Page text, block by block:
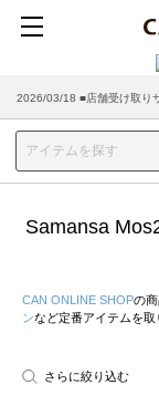
2026/03/18 ■店舗受け取り
Samansa
CAN ONLINE SHOPの商
ンなど定番アイテムを取
さらに絞り込む